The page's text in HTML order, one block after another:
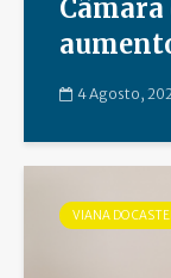
Câmara
4 Agosto,
VIANA DO